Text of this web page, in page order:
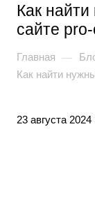
Как
сайте
Главная —
Как найти
23 августа 2024